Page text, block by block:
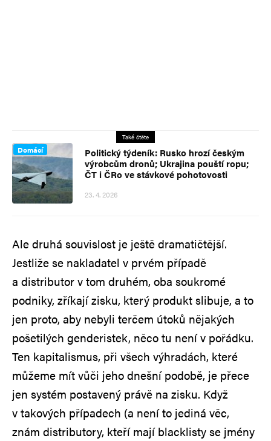
Také čtěte
Domácí
Politický týdeník: Rusko hrozí českým
výrobcům dronů; Ukrajina pouští ropu;
ČT i ČRo ve stávkové pohotovosti
23. 4. 2026
Ale druhá souvislost je ještě dramatičtější.
Jestliže se nakladatel v prvém případě
a distributor v tom druhém, oba soukromé
podniky, zříkají zisku, který produkt slibuje, a to
jen proto, aby nebyli terčem útoků nějakých
pošetilých genderistek, něco tu není v pořádku.
Ten kapitalismus, při všech výhradách, které
můžeme mít vůči jeho dnešní podobě, je přece
jen systém postavený právě na zisku. Když
v takových případech (a není to jediná věc,
znám distributory, kteří mají blacklisty se jmény